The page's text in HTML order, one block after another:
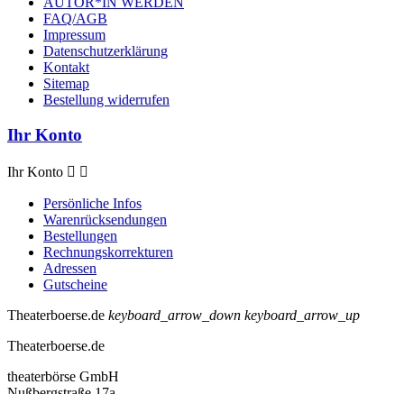
FAQ/AGB
Impressum
Datenschutzerklärung
Kontakt
Sitemap
Bestellung widerrufen
Ihr Konto
Ihr Konto  
Persönliche Infos
Warenrücksendungen
Bestellungen
Rechnungskorrekturen
Adressen
Gutscheine
Theaterboerse.de keyboard_arrow_down keyboard_arrow_up
Theaterboerse.de
theaterbörse GmbH